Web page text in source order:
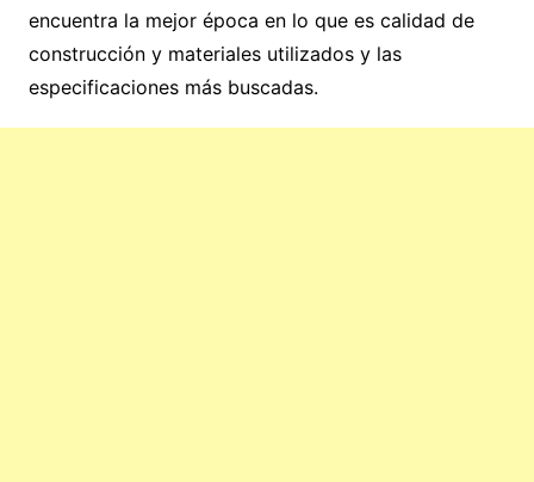
encuentra la mejor época en lo que es calidad de
construcción y materiales utilizados y las
especificaciones más buscadas.